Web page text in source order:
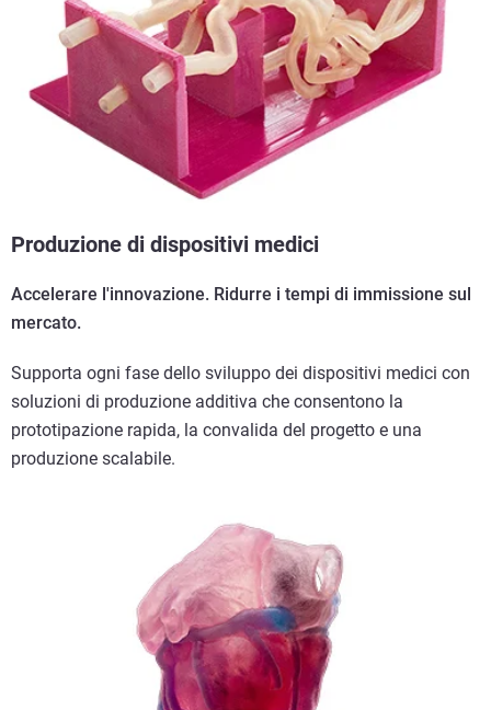
Produzione di dispositivi medici
Accelerare l'innovazione. Ridurre i tempi di immissione sul
mercato.
Supporta ogni fase dello sviluppo dei dispositivi medici con
soluzioni di produzione additiva che consentono la
prototipazione rapida, la convalida del progetto e una
produzione scalabile.